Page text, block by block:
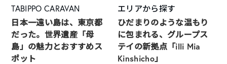
TABIPPO CARAVAN
日本一遠い島は、東京都
だった。世界遺産「母
島」の魅力とおすすめス
ポット
エリアから探す
ひだまりのような温もり
に包まれる、グループス
テイの新拠点「illi Mia
Kinshicho」